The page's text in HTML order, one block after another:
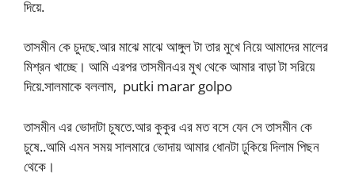
দিয়ে.
তাসমীন কে চুদছে.আর মাঝে মাঝে আঙ্গুল টা তার মুখে নিয়ে আমাদের মালের
মিশ্রন খাচ্ছে। আমি এরপর তাসমীনএর মুখ থেকে আমার বাড়া টা সরিয়ে
দিয়ে.সালমাকে বললাম, putki marar golpo
তাসমীন এর ভোদাটা চুষতে.আর কুকুর এর মত বসে যেন সে তাসমীন কে
চুষে..আমি এমন সময় সালমারে ভোদায় আমার ধোনটা ঢুকিয়ে দিলাম পিছন
থেকে।